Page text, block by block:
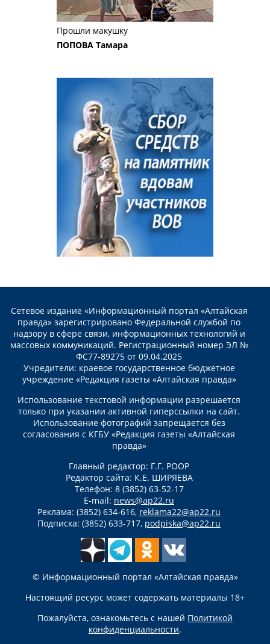
Прошли макушку
ПОПОВА Тамара
Сетевое издание «Информационный портал «Алтайская
правда» зарегистрировано Федеральной службой по
надзору в сфере связи, информационных технологий и
массовых коммуникаций. Регистрационный номер ЭЛ №
ФС77-89275 от 09.04.2025
Учредители: краевое государственное бюджетное
учреждение «Редакция газеты «Алтайская правда»
Использование текстовой информации разрешается
только при указании активной гиперссылки на сайт.
Использование фотографий запрещается без
согласования с КГБУ «Редакция газеты «Алтайская
правда»
Главный редактор: Г.Г. РООР
Редактор сайта: К.Е. ШИРЯЕВА
Телефон: 8 (3852) 63-52-17
E-mail: news@ap22.ru
Реклама: (3852) 634-616, reklama22@ap22.ru
Подписка: (3852) 633-717, podpiska@ap22.ru
© Информационный портал «Алтайская правда»
Настоящий ресурс может содержать материалы 18+
Пожалуйста, ознакомьтесь с нашей Политикой
конфиденциальности.